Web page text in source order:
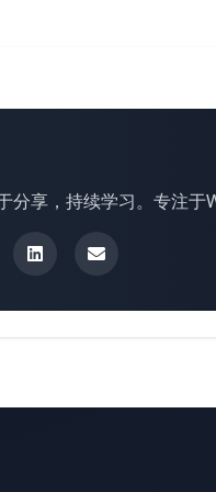
分享，持续学习。专注于